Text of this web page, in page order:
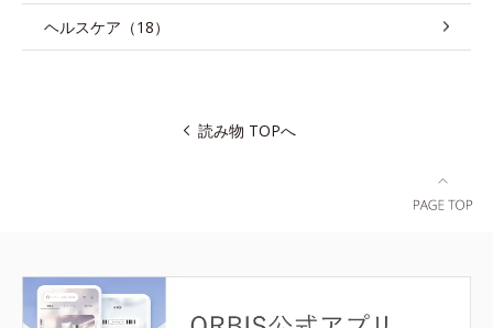
ヘルスケア（18）
読み物 TOPへ